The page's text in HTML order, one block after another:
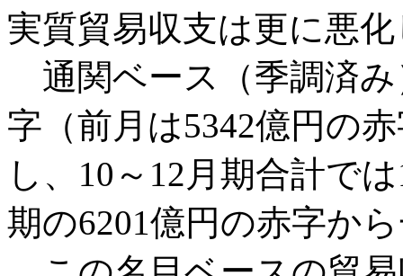
実質貿易収支は更に悪
通関ベース（季調済み
字（前月は5342億円の
し、10～12月期合計で
期の6201億円の赤字か